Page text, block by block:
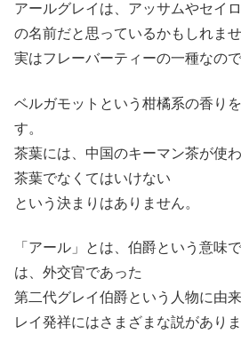
アールグレイは、アッサムやセイ
の名前だと思っているかもしれま
実はフレーバーティーの一種なので
ベルガモットという柑橘系の香り
す。
茶葉には、中国のキーマン茶が使
茶葉でなくてはいけない
という決まりはありません。
「アール」とは、伯爵という意味
は、外交官であった
第二代グレイ伯爵という人物に由
レイ発祥にはさまざまな説がありま